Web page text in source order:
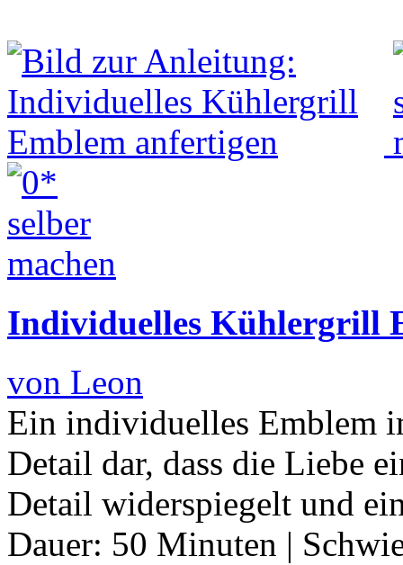
Individuelles Kühlergrill
von Leon
Ein individuelles Emblem
Detail dar, dass die Liebe
Detail widerspiegelt und
Dauer: 50 Minuten |